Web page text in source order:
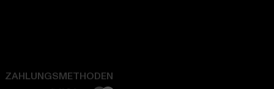
ZAHLUNGSMETHODEN